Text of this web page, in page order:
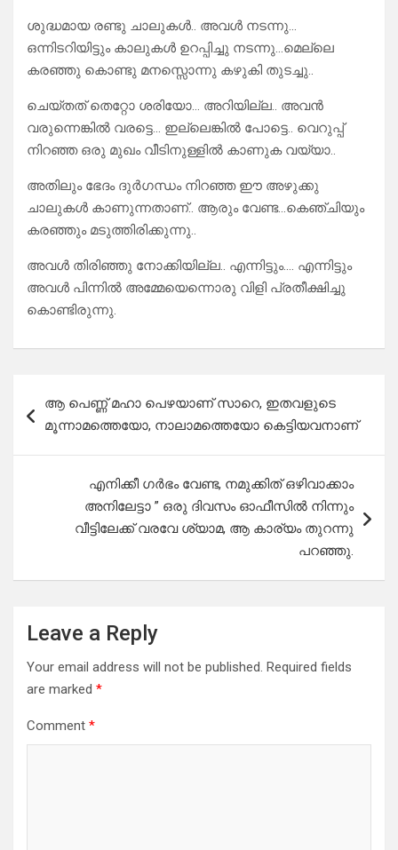
ശുദ്ധമായ രണ്ടു ചാലുകൾ.. അവൾ നടന്നു…
ഒന്നിടറിയിട്ടും കാലുകൾ ഉറപ്പിച്ചു നടന്നു…മെല്ലെ
കരഞ്ഞു കൊണ്ടു മനസ്സൊന്നു കഴുകി തുടച്ചു..
ചെയ്തത് തെറ്റോ ശരിയോ… അറിയില്ല.. അവൻ
വരുന്നെങ്കിൽ വരട്ടെ… ഇല്ലെങ്കിൽ പോട്ടെ.. വെറുപ്പ്‌
നിറഞ്ഞ ഒരു മുഖം വീടിനുള്ളിൽ കാണുക വയ്യാ..
അതിലും ഭേദം ദുർഗന്ധം നിറഞ്ഞ ഈ അഴുക്കു
ചാലുകൾ കാണുന്നതാണ്.. ആരും വേണ്ട…കെഞ്ചിയും
കരഞ്ഞും മടുത്തിരിക്കുന്നു..
അവൾ തിരിഞ്ഞു നോക്കിയില്ല.. എന്നിട്ടും…. എന്നിട്ടും
അവൾ പിന്നിൽ അമ്മേയെന്നൊരു വിളി പ്രതീക്ഷിച്ചു
കൊണ്ടിരുന്നു.
navigation
ആ പെണ്ണ് മഹാ പെഴയാണ് സാറെ, ഇതവളുടെ
മൂന്നാമത്തെയോ, നാലാമത്തെയോ കെട്ടിയവനാണ്
എനിക്കീ ഗർഭം വേണ്ട, നമുക്കിത് ഒഴിവാക്കാം
അനിലേട്ടാ ” ഒരു ദിവസം ഓഫീസിൽ നിന്നും
വീട്ടിലേക്ക് വരവേ ശ്യാമ, ആ കാര്യം തുറന്നു
പറഞ്ഞു.
Leave a Reply
Your email address will not be published. Required fields
are marked *
Comment *